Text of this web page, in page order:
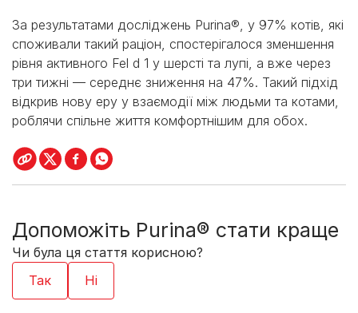
За результатами досліджень Purina®, у 97% котів, які
споживали такий раціон, спостерігалося зменшення
рівня активного Fel d 1 у шерсті та лупі, а вже через
три тижні — середнє зниження на 47%. Такий підхід
відкрив нову еру у взаємодії між людьми та котами,
роблячи спільне життя комфортнішим для обох.
Допоможіть Purina® стати краще
Чи була ця стаття корисною?